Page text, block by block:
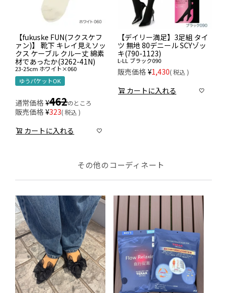
【fukuske FUN(フクスケフ
ァン)】 靴下 キレイ見えソッ
クス ケーブル クルー丈 綿素
材であったか(3262-41N)
23-25cm ホワイト×060
ゆうパケットOK
通常価格 ¥462のところ
販売価格 ¥323 税込
カートに入れる
【デイリー満足】3足組 タイ
ツ 無地 80デニール SCYゾッ
キ(790-1123)
L-LL ブラック090
販売価格 ¥1,430 税込
カートに入れる
その他のコーディネート